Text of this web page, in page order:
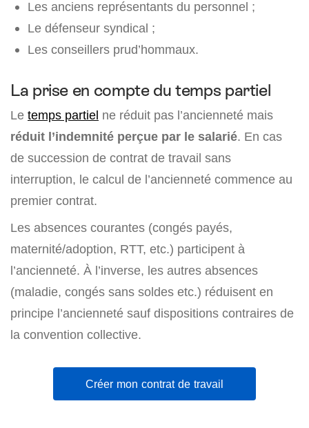
Les anciens représentants du personnel ;
Le défenseur syndical ;
Les conseillers prud’hommaux.
La prise en compte du temps partiel
Le temps partiel ne réduit pas l’ancienneté mais
réduit l’indemnité perçue par le salarié. En cas
de succession de contrat de travail sans
interruption, le calcul de l’ancienneté commence au
premier contrat.
Les absences courantes (congés payés,
maternité/adoption, RTT, etc.) participent à
l’ancienneté. À l’inverse, les autres absences
(maladie, congés sans soldes etc.) réduisent en
principe l’ancienneté sauf dispositions contraires de
la convention collective.
Créer mon contrat de travail